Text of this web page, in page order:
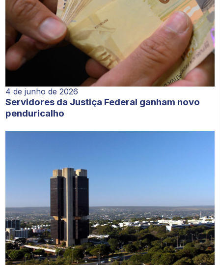
4 de junho de 2026
Servidores da Justiça Federal ganham novo
penduricalho